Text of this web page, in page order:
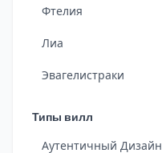
Фтелия
Лиа
Эвагелистраки
Типы вилл
Аутентичный Дизайн